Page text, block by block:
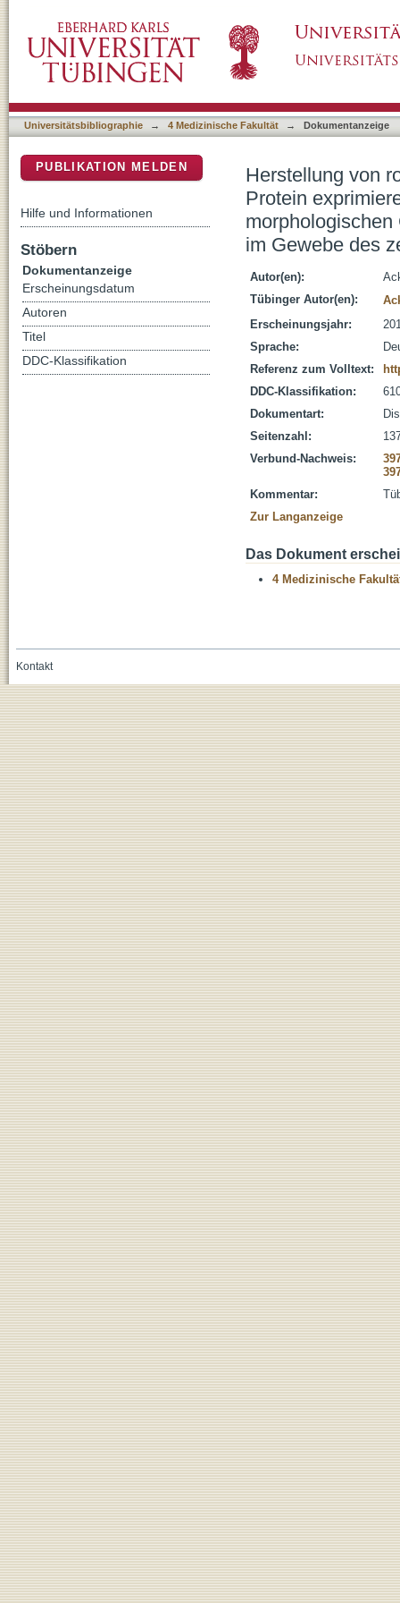
Trypanosomen zur Lokalisierung und
brucei im Gewebe des zentralen
Universitätsbibliographie → 4 Medizinische Fakultät → Dokumentanzeige
Herstellung von
Protein
im Gewebe des
Autor(en):
Tübinger Autor(en):
Erscheinungsjahr:
Sprache:
Referenz zum Volltext:
DDC-Klassifikation:
Dokumentart:
Seitenzahl:
Verbund-Nachweis:
Kommentar:
Zur Langanzeige
Das Dokument
4 Medizinische
PUBLIKATION MELDEN
Hilfe und Informationen
Stöbern
Dokumentanzeige
Erscheinungsdatum
Autoren
Titel
DDC-Klassifikation
Kontakt